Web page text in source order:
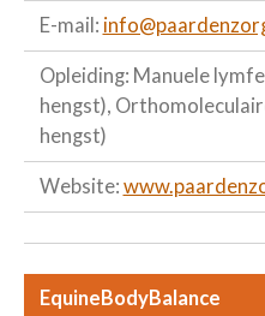
E-mail:
Opleiding: Manuele
hengst),
hengst)
Website:
EquineBodyBalance